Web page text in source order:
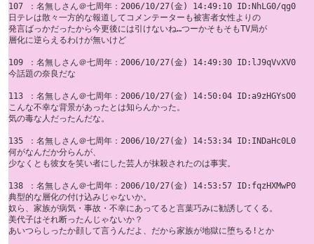
107 ：名無しさん＠七周年：2006/10/27(金) 14:49:10 ID:NhLG0/qg0
日テレは散々一方的な報道してコメンテーターも被害者女性よりの
発言ばっかだったから今更後には引けないね…つーかそもそもTV局が
層化に逆らえるわけが無いけど
109 ：名無しさん＠七周年：2006/10/27(金) 14:49:30 ID:lJ9qVvXV0
今話題の奈良だな
113 ：名無しさん＠七周年：2006/10/27(金) 14:50:04 ID:a9zHGYsO0
こんな不幸な背景があったとは知らんかった。
気の毒な人だったんだな。
135 ：名無しさん＠七周年：2006/10/27(金) 14:53:34 ID:INDaHc0L0
何がなんだか分らんが、
少なくとも彼女を笑い者にした芸人が抹殺されたのは事実。
138 ：名無しさん＠七周年：2006/10/27(金) 14:53:57 ID:fqzHXMwP0
典型的な層化の付け込みじゃないか。
奴ら、家族が病気・事故・不幸にあってると言葉巧みに勧誘してくる。
美代子はそれ断ったんじゃないか？
あいつらしったか顔して言うんだよ、だから家族が地獄に堕ちる!とか